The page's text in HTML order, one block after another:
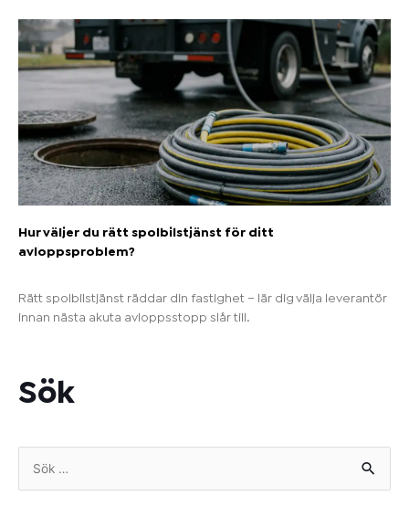
Hur väljer du rätt spolbilstjänst för ditt
avloppsproblem?
Rätt spolbilstjänst räddar din fastighet – lär dig välja leverantör
innan nästa akuta avloppsstopp slår till.
Sök
Sök